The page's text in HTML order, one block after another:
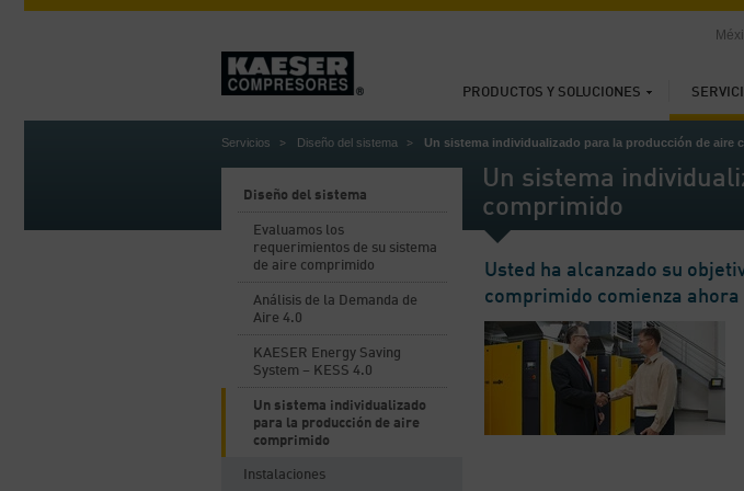
PRODUCTOS Y SOLUCIONES
Servicios Diseño del sistema Un sistema individualizado para la producción de aire
Un sistema
comprimido
Diseño del sistema
Evaluamos los
requerimientos de su sistema
de aire comprimido
Análisis de la Demanda de
Aire 4.0
KAESER Energy Saving
System – KESS 4.0
Un sistema individualizado
para la producción de aire
comprimido
Instalaciones
Usted ha alcanzado su
comprimido comienza ahora